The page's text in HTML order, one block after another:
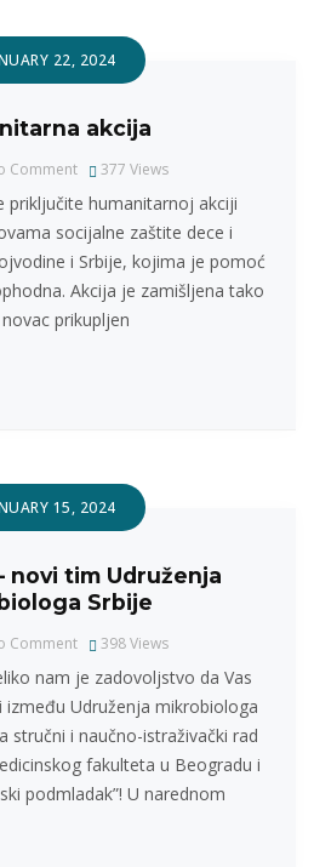
22, 2024
akcija
Comment 377 Views
priključite humanitarnoj akciji
socijalne zaštite dece i
i Srbije, kojima je pomoć
Akcija je zamišljena tako
prikupljen
15, 2024
novi tim Udruženja
Srbije
Comment 398Views
nam je zadovoljstvo da Vas
Udruženja mikrobiologa
stručni i naučno-istraživački rad
fakulteta u Beogradu i
podmladak”! U narednom